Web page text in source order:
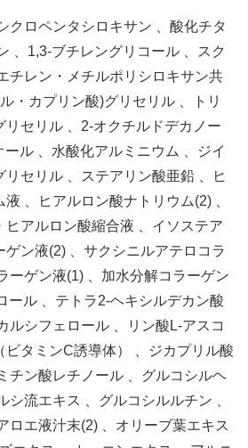
クロペンタシロキサン 、酸化チタ
、1,3-ブチレングリコール 、スク
チレン・メチルポリシロキサン共
・カプリン酸)グリセリル 、トリ
リセリル 、2-オクチルドデカノー
ル 、水酸化アルミニウム 、ジイ
リセリル 、ステアリン酸亜鉛 、ヒ
、ヒアルロン酸ナトリウム(2) 、
ヒアルロン酸縮合液 、イソステア
ゲン液(2) 、サクシニルアテロコラ
ーゲン液(1) 、加水分解コラーゲン
ール 、テトラ2-ヘキシルデカン酸
ルシフェロール 、リン酸L-アスコ
ビタミンC誘導体） 、ジカプリル酸
チン酸レチノール 、グルコシルヘ
シ流エキス 、グルコシルルチン 、
ロエ液汁末(2) 、オリーブ葉エキス